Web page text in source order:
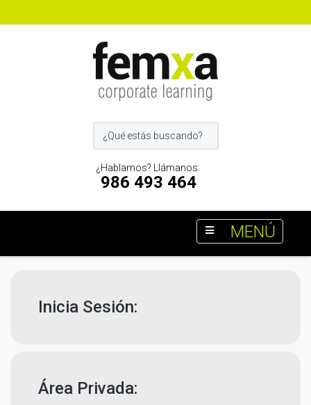
¿Hablamos? Llámanos:
986 493 464
MENÚ
Inicia Sesión:
Área Privada: